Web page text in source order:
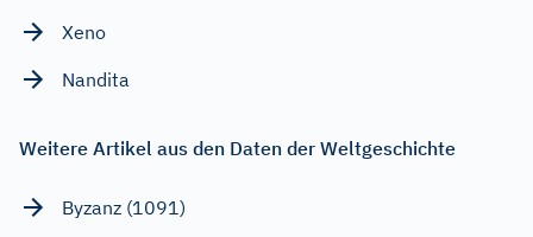
Xeno
Nandita
Weitere Artikel aus den Daten der Weltgeschichte
Byzanz (1091)